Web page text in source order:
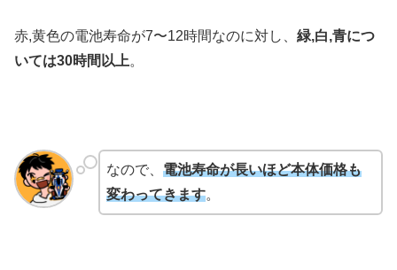
赤,黄色の電池寿命が7〜12時間なのに対し、 緑,白,青につ
いては30時間以上。
なので、 電池寿命が長いほど本体価格も
変わってきます。